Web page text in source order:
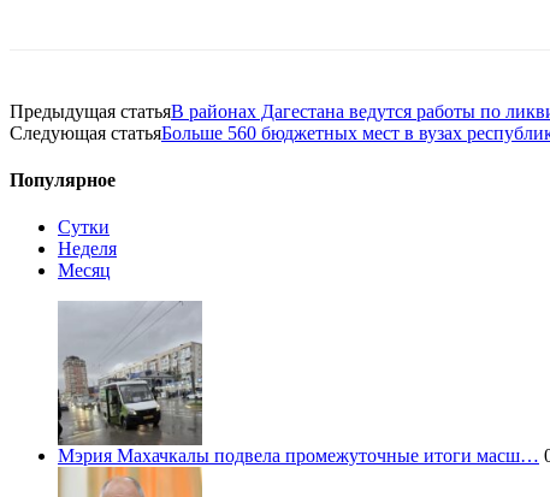
Предыдущая статьяВ районах Дагестана ведутся работы по
Следующая статьяБольше 560 бюджетных мест в вузах
Популярное
Сутки
Неделя
Месяц
Мэрия Махачкалы подвела промежуточные итоги масш…